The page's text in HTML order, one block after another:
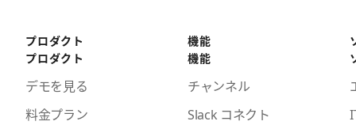
プロダクト
プロダクト
デモを見る
料金プラン
機能
機能
チャンネル
Slack コネクト